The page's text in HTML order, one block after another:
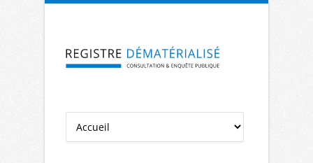
Aller à la navigation Aller au contenu